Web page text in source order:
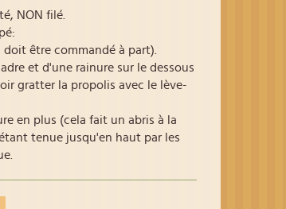
NON filé.
être commandé à part).
et d'une rainure sur le dessous
gratter la propolis avec le lève-
en plus (cela fait un abris à la
tenue jusqu'en haut par les